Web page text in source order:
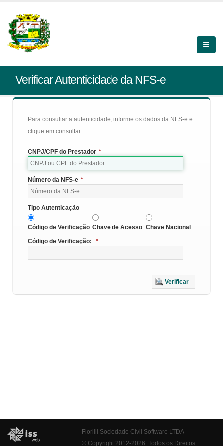
Verificar Autenticidade da NFS-e
Para consultar a autenticidade, informe os dados da NFS-e e
clique em consultar.
CNPJ/CPF do Prestador *
Número da NFS-e *
Tipo Autenticação
Código de Verificação Chave de Acesso Chave Nacional
Código de Verificação:
*
Verificar
Fiorilli Sociedade Civil Software LTDA
© Copyright 2012-2026. Todos os Direitos